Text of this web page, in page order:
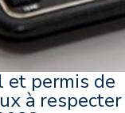
permis de
à respecter